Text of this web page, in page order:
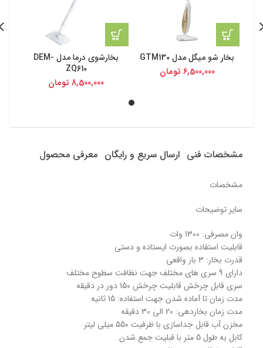
بخار شو میگل مدل GTM130
6,500,000 تومان
بخارشوی درما مدل DEM-
ZQ610
8,500,000 تومان
مشخصات فنی ارسال سریع و رایگان معرفی محصول
مشخصات
سایر توضیحات
وان مصرفی: 1300 وات
قابلیت استفاده بصورت ایستاده و دستی
قدرت بخار: 3 بار واقعی
دارای 9 سری های مختلف جهت نظافت سطوح مختلف
سری قابل چرخش قابلیت چرخش 150 دور در دقیقه
مدت زمان تا آماده شدن جهت استفاده: 15 ثانیه
مدت زمان بخاردهی: 20 الی 30 دقیقه
مخزن آب قابل جداسازی با ظرفیت 550 میلی لیتر
کابل به طول 5 متر با قبلیت جمع شدن